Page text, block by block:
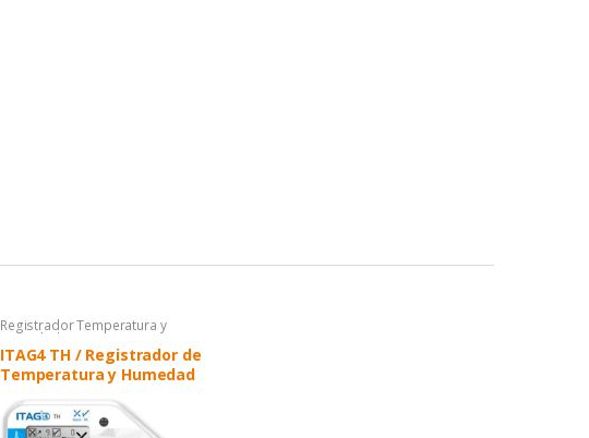
Registrador Temperatura y
Humedad Termoregistros para
exportación de perecibles,
Termoregistros para transporte
doméstico y almacén
ITAG4 TH / Registrador de
Temperatura y Humedad
uso)